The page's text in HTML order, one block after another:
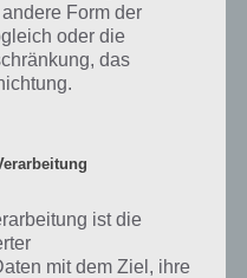
dann mache den
ist, denn so kannst du
weiterspielen.
“Ohne Totalschaden” spielen
nicht mehr so schnell ist.
Auswirkungen auf
und Nitro.
Form der
oder die
das
ist die
mit dem Ziel, ihre